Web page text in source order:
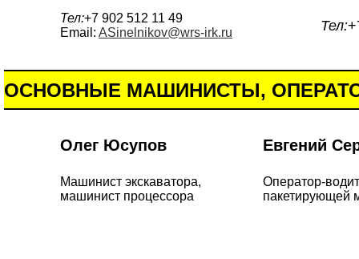
Тел:+7 902 512 11 49
Email: ASinelnikov@wrs-irk.ru Тел:
ОСНОВНЫЕ МАШИНИСТЫ,
Олег Юсупов Евгений
Машинист экскаватора,
машинист процессора
Оператор-
пакетирующей